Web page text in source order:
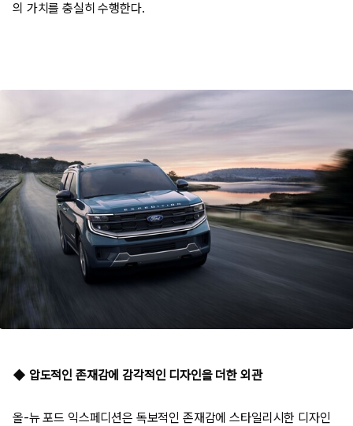
의 가치를 충실히 수행한다.
◆ 압도적인 존재감에 감각적인 디자인을 더한 외관
올-뉴 포드 익스페디션은 독보적인 존재감에 스타일리시한 디자인